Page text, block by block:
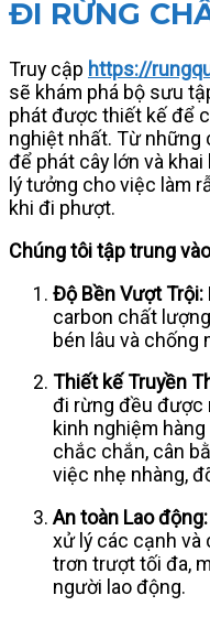
ĐI RỪNG
Truy cập https://
sẽ khám phá bộ sưu
phát được thiết kế để
nghiệt nhất. Từ những
để phát cây lớn và khai
lý tưởng cho việc làm
khi đi phượt.
Chúng tôi tập trung
Độ Bền Vượt Trội:
carbon chất
bén lâu và chống
Thiết kế Truyền
đi rừng đều được
kinh nghiệm
chắc chắn, cân
việc nhẹ nhàng,
An toàn Lao động:
xử lý các cạnh và
trơn trượt tối đa,
người lao động.